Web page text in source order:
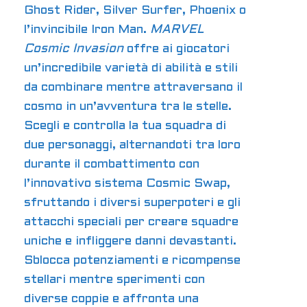
Ghost Rider, Silver Surfer, Phoenix o
l’invincibile Iron Man. MARVEL
Cosmic Invasionoffre ai giocatori
un’incredibile varietà di abilità e stili
da combinare mentre attraversano il
cosmo in un’avventura tra le stelle.
Scegli e controlla la tua squadra di
due personaggi, alternandoti tra loro
durante il combattimento con
l’innovativo sistema Cosmic Swap,
sfruttando i diversi superpoteri e gli
attacchi speciali per creare squadre
uniche e infliggere danni devastanti.
Sblocca potenziamenti e ricompense
stellari mentre sperimenti con
diverse coppie e affronta una